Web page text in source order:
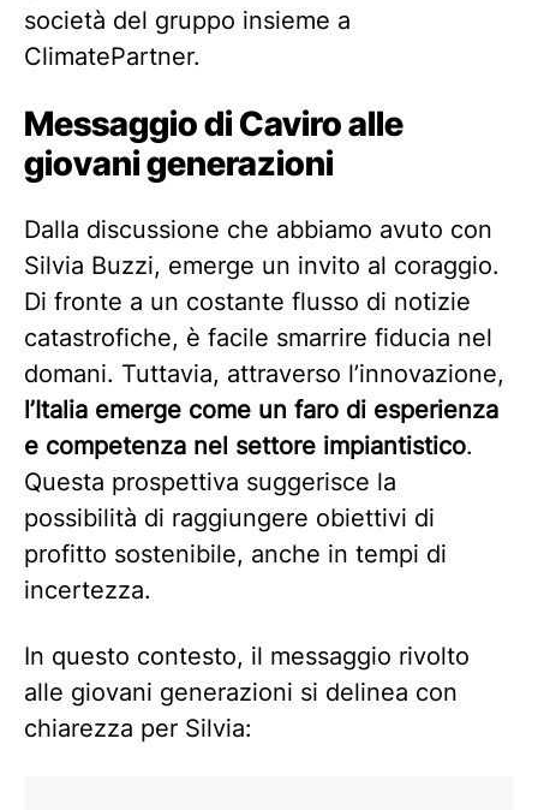
società del gruppo insieme a
ClimatePartner.
Messaggio di Caviro alle
giovani generazioni
Dalla discussione che abbiamo avuto con
Silvia Buzzi, emerge un invito al coraggio.
Di fronte a un costante flusso di notizie
catastrofiche, è facile smarrire fiducia nel
domani. Tuttavia, attraverso l’innovazione,
l’Italia emerge come un faro di esperienza
e competenza nel settore impiantistico.
Questa prospettiva suggerisce la
possibilità di raggiungere obiettivi di
profitto sostenibile, anche in tempi di
incertezza.
In questo contesto, il messaggio rivolto
alle giovani generazioni si delinea con
chiarezza per Silvia: